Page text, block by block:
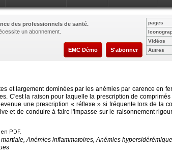
des professionnels de santé.
un abonnement.
EMC Démo S'abonner
pages
Vidéos
Autres
et largement dominées par les anémies par carence en
C'est la raison pour laquelle la prescription de comprimés
une prescription « réflexe » si fréquente lors de la
et de conduire à faire l'impasse sur le raisonnement
PDF.
Anémies inflammatoires, Anémies